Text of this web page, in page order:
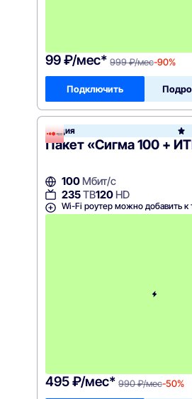
99 ₽/мес* 999 ₽/мес-90%
Подключить
Акция
Пакет «Сигма 100 +
100Мбит/с
235ТВ120HD
Wi-Fi роутер можно добавить к
495 ₽/мес* 990 ₽/мес-50%